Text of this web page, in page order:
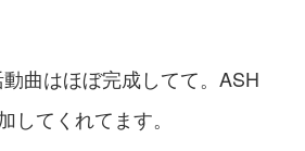
曲はほぼ完成してて。ASH
してくれてます。